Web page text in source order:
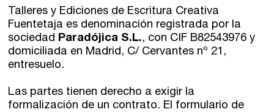
Talleres y Ediciones de Escritura Creativa
Fuentetaja es denominación registrada por la
sociedad Paradójica S.L., con CIF B82543976 y
domiciliada en Madrid, C/ Cervantes nº 21,
entresuelo.
Las partes tienen derecho a exigir la
formalización de un contrato. El formulario de